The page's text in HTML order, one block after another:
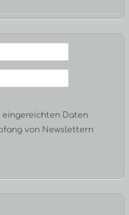
eingereichten Daten
von Newslettern